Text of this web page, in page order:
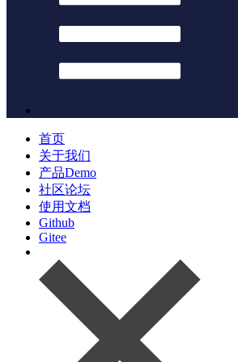
首页
关于我们
产品Demo
社区论坛
使用文档
Github
Gitee